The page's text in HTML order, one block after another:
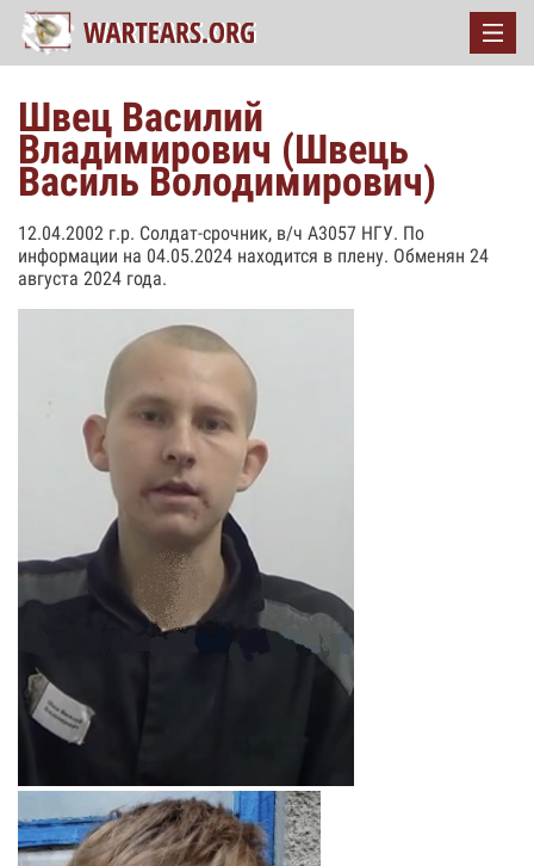
Швец Василий
Владимирович (Швець
Василь Володимирович)
12.04.2002 г.р. Солдат-срочник, в/ч А3057 НГУ. По
информации на 04.05.2024 находится в плену. Обменян 24
августа 2024 года.